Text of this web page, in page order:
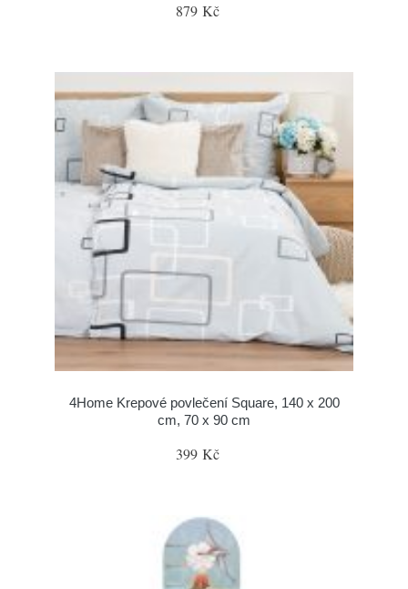
879 Kč
4Home Krepové povlečení Square, 140 x 200
cm, 70 x 90 cm
399 Kč